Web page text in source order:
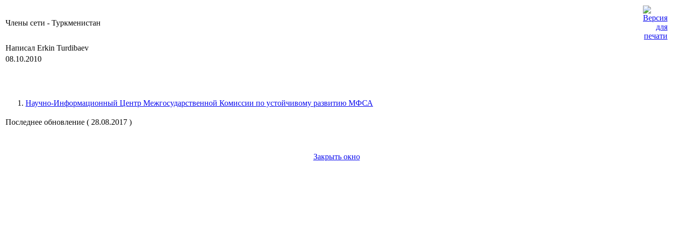
Члены сети - Туркменистан
Написал Erkin Turdibaev
08.10.2010
Научно-Информационный Центр Межгосударственной Комиссии по устойчивому развитию МФСА
Последнее обновление ( 28.08.2017 )
Закрыть окно